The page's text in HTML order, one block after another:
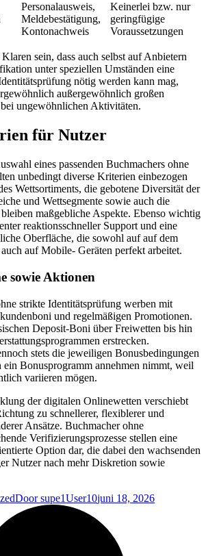
Personalausweis,
Meldebestätigung,
Kontonachweis
Keinerlei bzw. nur
geringfügige
Voraussetzungen
sein, dass auch selbst auf Anbietern
unter speziellen Umständen eine
nötig werden kann mag,
außergewöhnlich großen
ungewöhnlichen Aktivitäten.
für Nutzer
eines passenden Buchmachers ohne
unbedingt diverse Kriterien einbezogen
Wettsortiments, die gebotene Diversität der
und Wettsegmente sowie auch die
maßgebliche Aspekte. Ebenso wichtig
reaktionsschneller Support und eine
Oberfläche, die sowohl auf auf dem
auf Mobile- Geräten perfekt arbeitet.
sowie Aktionen
strikte Identitätsprüfung werben mit
und regelmäßigen Promotionen.
Deposit-Boni über Freiwetten bis hin
erstrecken.
stets die jeweiligen Bonusbedingungen
ein Bonusprogramm annehmen nimmt, weil
variieren mögen.
der digitalen Onlinewetten verschiebt
zu schnellerer, flexiblerer und
Ansätze. Buchmacher ohne
Verifizierungsprozesse stellen eine
Option dar, die dabei den wachsenden
Nutzer nach mehr Diskretion sowie
Doorsupe1User10juni 18, 2026